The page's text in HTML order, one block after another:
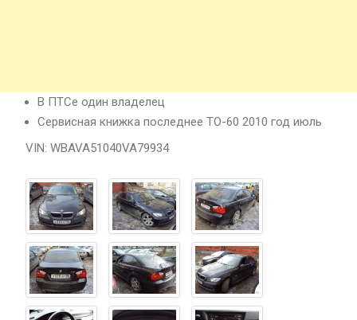
В ПТСе один владелец
Сервисная книжка последнее ТО-60 2010 год июль
VIN: WBAVA51040VA79934